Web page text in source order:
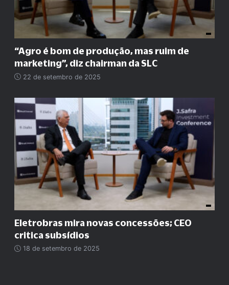
“Agro é bom de produção, mas ruim de
marketing”, diz chairman da SLC
22 de setembro de 2025
Eletrobras mira novas concessões; CEO
critica subsídios
18 de setembro de 2025